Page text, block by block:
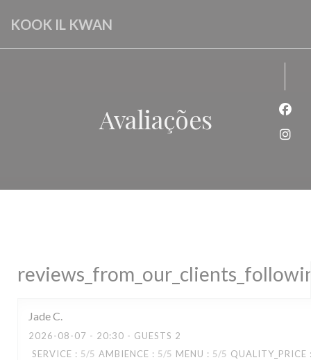
KOOK IL KWAN
Avaliações
JadeC
2026-08-07 - 20:30 - GUESTS 2
SERVICE : 5/5 AMBIENCE : 5/5 MENU : 5/5 QUALITY_PRICE